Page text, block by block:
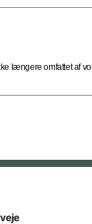
længere omfattet af